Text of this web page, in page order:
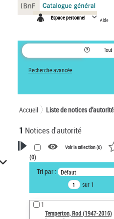
Espace personnel Aide
Tout
Recherche avancée
Accueil Liste de notices d’autorité
1 Notices d'autorité
VOTRE RECHERCHE
Recherche avancée dans les
notices d’autorité
Œuvres liées à l'auteur :
Temperton, Rod (1947-2016)
Voir la sélection (0)
(0)
Tri par : Défaut
sur 1
1
Temperton, Rod (1947-2016)
Panneau de gestion des cookies